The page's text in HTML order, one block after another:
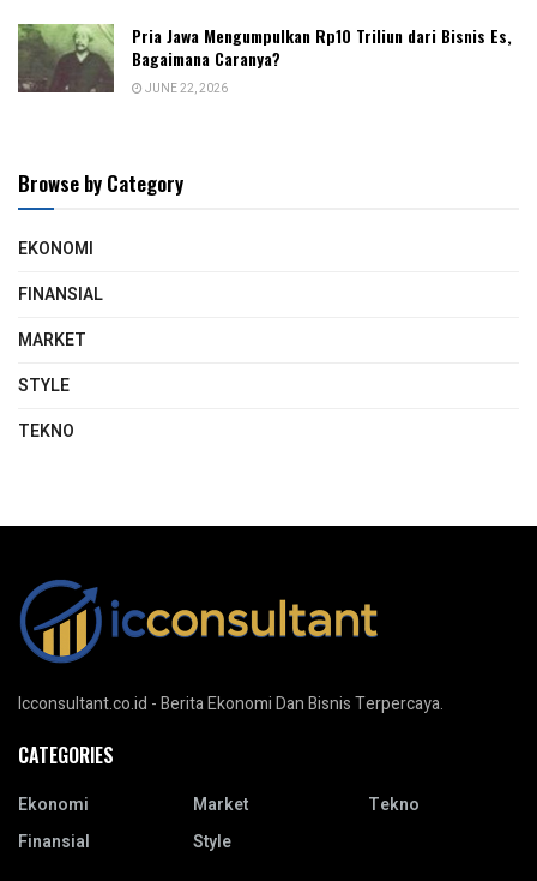
Pria Jawa Mengumpulkan Rp10 Triliun dari Bisnis Es,
Bagaimana Caranya?
JUNE 22, 2026
Browse by Category
EKONOMI
FINANSIAL
MARKET
STYLE
TEKNO
Icconsultant.co.id - Berita Ekonomi Dan Bisnis Terpercaya.
CATEGORIES
Ekonomi
Finansial
Market
Style
Tekno